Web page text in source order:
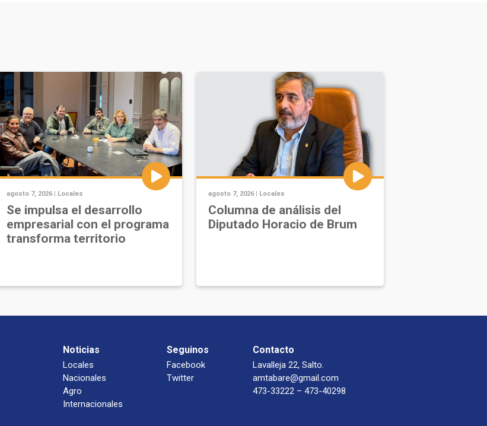
agosto 7, 2026 | Locales
Se impulsa el desarrollo
empresarial con el programa
transforma territorio
agosto 7, 2026 | Locales
Columna de análisis del
Diputado Horacio de Brum
Noticias
Locales
Nacionales
Agro
Internacionales
Seguinos
Facebook
Twitter
Contacto
Lavalleja 22, Salto.
amtabare@gmail.com
473-33222 – 473-40298